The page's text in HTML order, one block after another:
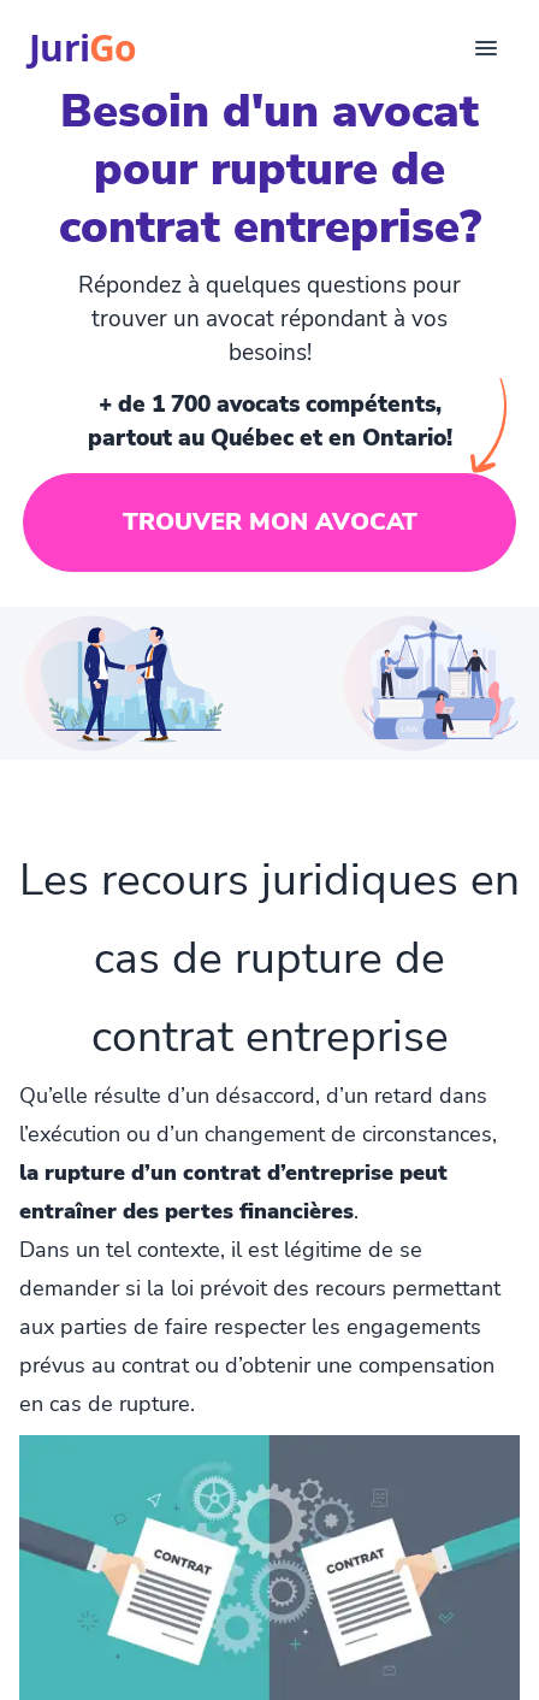
JuriGo
Consultation
Articles juridiques
Pour avocats
Trouver un avocat
Besoin d'un avocat
pour rupture de
contrat entreprise?
Répondez à quelques questions pour
trouver un avocat répondant à vos
besoins!
+ de 1 700 avocats compétents,
partout au Québec et en Ontario!
TROUVER MON AVOCAT
Les recours juridiques en
cas de rupture de
contrat entreprise
Qu’elle résulte d’un désaccord, d’un retard dans
l’exécution ou d’un changement de circonstances,
la rupture d’un contrat d’entreprise peut
entraîner des pertes financières.
Dans un tel contexte, il est légitime de se
demander si la loi prévoit des recours permettant
aux parties de faire respecter les engagements
prévus au contrat ou d’obtenir une compensation
en cas de rupture.